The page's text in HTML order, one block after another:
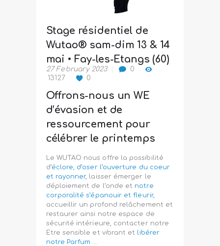
Stage résidentiel de
Wutao® sam-dim 13 & 14
mai • Fay-les-Etangs (60)
27 February 2023
0
13127
0
Offrons-nous un WE
d’évasion et de
ressourcement pour
célébrer le printemps
Le WUTAO nous offre la possibilité
d’éclore, d’oser l’ouverture du coeur
et rayonner, laisser émerger le
déploiement de l’onde et notre
corporalité s’épanouir et fleurir,
accueillir un profond relâchement et
restaurer ainsi notre espace de
sécurité intérieure, contacter notre
Etre sensible et vibrant et libérer
notre Parfum